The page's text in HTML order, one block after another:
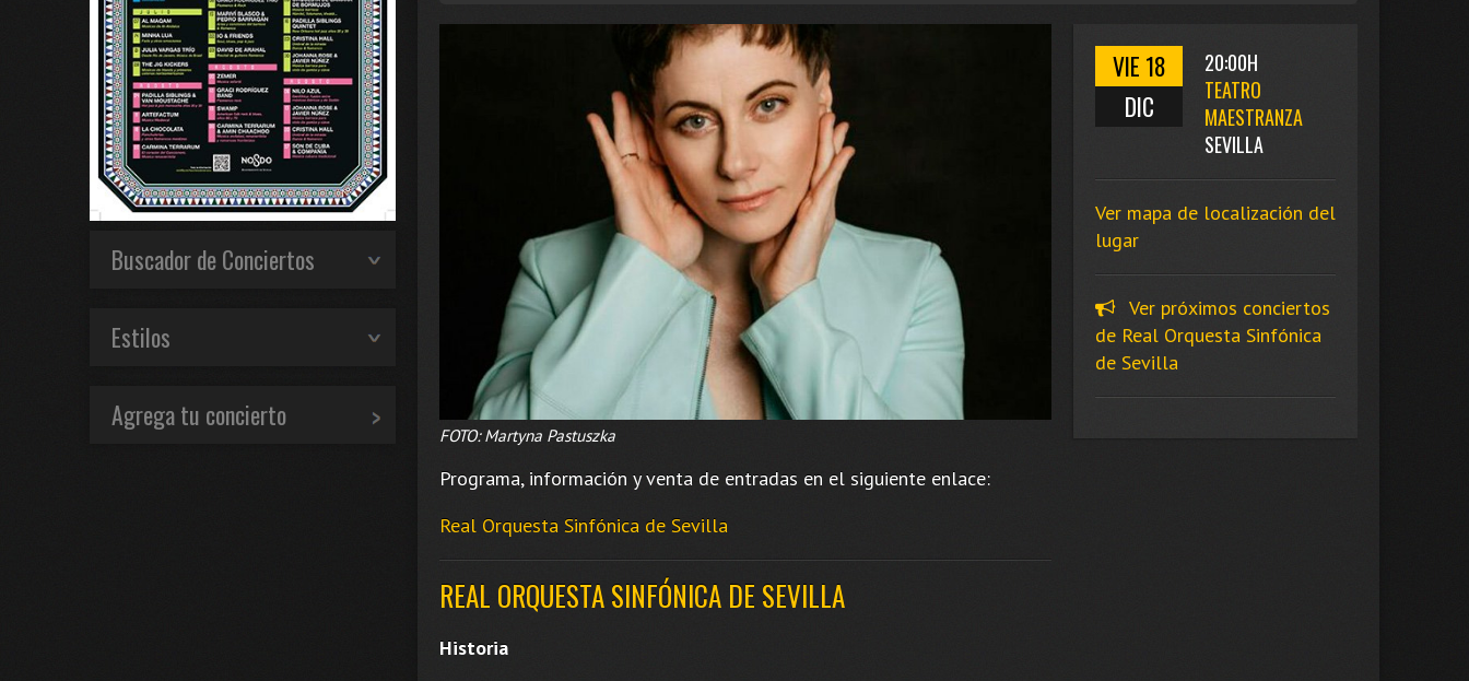
VIE 18
DIC
20:00H
TEATRO
MAESTRANZA
SEVILLA
Ver mapa de localización del
lugar
Ver próximos conciertos
de Real Orquesta Sinfónica
de Sevilla
FOTO: Martyna Pastuszka
Programa, información y venta de entradas en el siguiente enlace:
Real Orquesta Sinfónica de Sevilla
REAL ORQUESTA SINFÓNICA DE SEVILLA
Historia
Buscador de Conciertos
Estilos
Agrega tu concierto